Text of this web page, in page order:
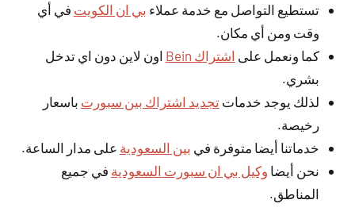
تستطيع التواصل مع خدمة عملاء بي ان الكويت في أي
وقت ومن أي مكان.
كما ونعمل على اشتراك Bein
اون لاين دون اي تدخل
بشري.
لذلك يوجد خدماتتجديد اشتراك بين سبورت باسعار
رخيصة.
خدماتنا أيضا متوفرة في بين السعودية على مدار الساعة.
نحن أيضا وكيل بي ان سبورت السعودية في جميع
المناطق.